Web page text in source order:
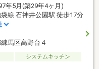
年5月(築29年4ヶ月)
線 石神井公園駅 徒歩17分
馬区高野台４
システムキッチン